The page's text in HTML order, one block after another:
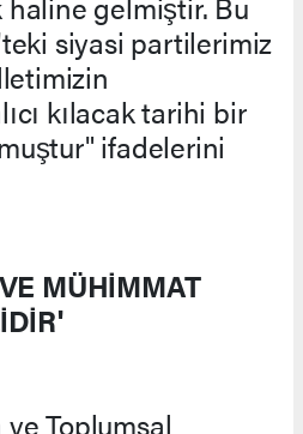
siyasi partilerimiz
kılacak tarihi bir
ifadelerini
MÜHİMMAT
Toplumsal